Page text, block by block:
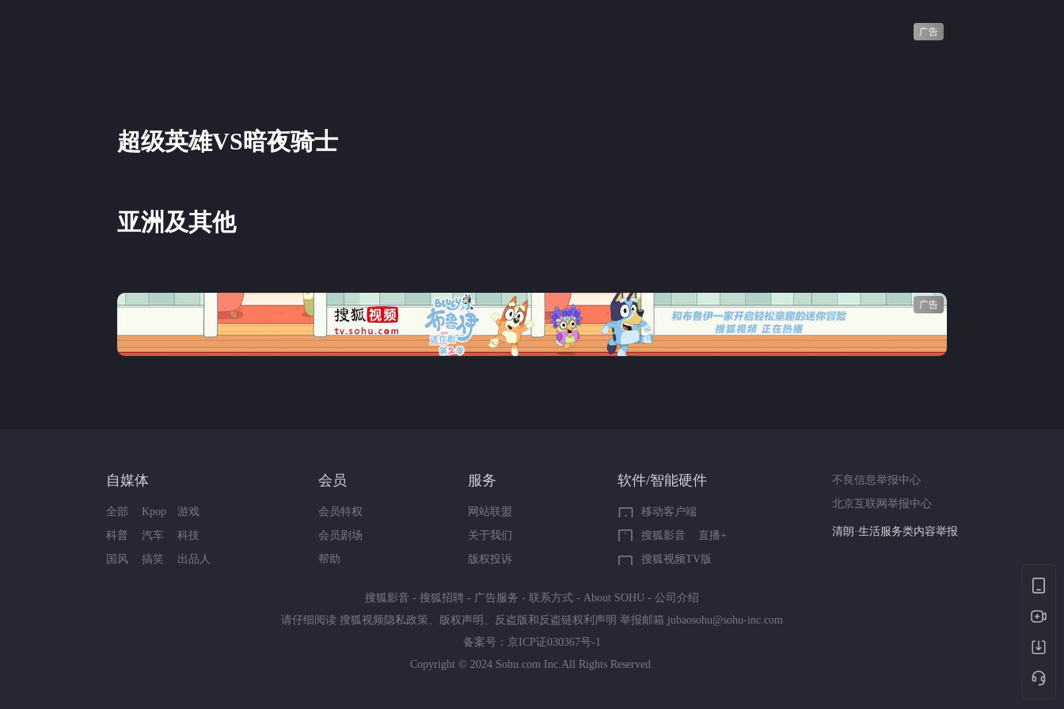
广告
超级英雄VS暗夜骑士
亚洲及其他
广告
自媒体
全部
科普
国风
Kpop
汽车
搞笑
游戏
科技
出品人
会员
会员特权
会员剧场
帮助
服务
网站联盟
关于我们
版权投诉
软件/智能硬件
移动客户端
搜狐影音
直播+
搜狐视频TV版
不良信息举报中心
北京互联网举报中心
网络暴力有害信息举报
12318 文化市场举报
涉民族宗教有害信息举报
清朗·生活服务类内容举报
搜狐影音 - 搜狐招聘 - 广告服务 - 联系方式 - About SOHU - 公司介绍
请仔细阅读 搜狐视频隐私政策 版权声明 反盗版和反盗链权利声明 举报邮箱 jubaosohu@sohu-inc.com
备案号： 京ICP证030367号-1
Copyright © 2024 Sohu.com Inc.All Rights Reserved.